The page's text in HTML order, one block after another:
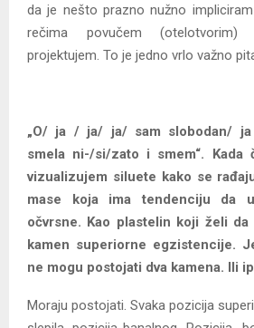
da je nešto prazno nužno
rečima povučem
projektujem. To je jedno vrlo važno
„O/ ja / ja/ ja/ sam slobodan/
smela ni-/si/zato i smem“. Kada
vizualizujem siluete kako se
mase koja ima tendenciju da
očvrsne. Kao plastelin koji želi da
kamen superiorne egzistencije.
ne mogu postojati dva kamena. Ili
Moraju postojati. Svaka pozicija